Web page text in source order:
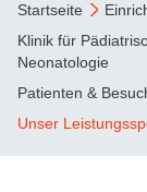
Startseite
Klinik für
Neonatologie
Patienten &
Unser